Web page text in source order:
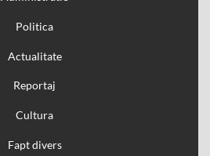
Politica
Actualitate
Reportaj
Cultura
Fapt divers